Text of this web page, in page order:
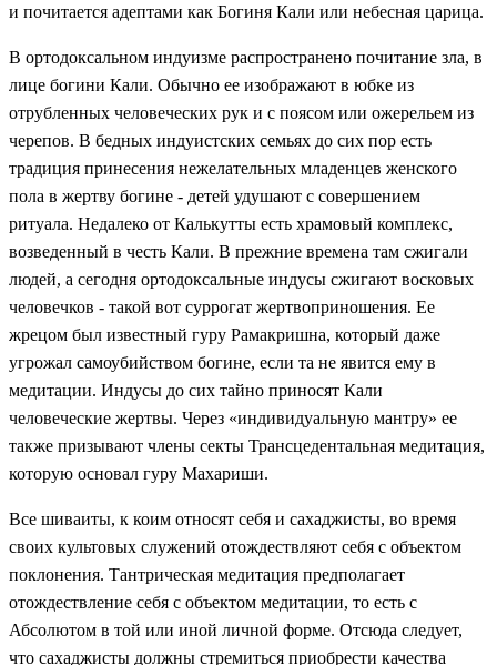
и почитается адептами как Богиня Кали или небесная царица.
В ортодоксальном индуизме распространено почитание зла, в
лице богини Кали. Обычно ее изображают в юбке из
отрубленных человеческих рук и с поясом или ожерельем из
черепов. В бедных индуистских семьях до сих пор есть
традиция принесения нежелательных младенцев женского
пола в жертву богине - детей удушают с совершением
ритуала. Недалеко от Калькутты есть храмовый комплекс,
возведенный в честь Кали. В прежние времена там сжигали
людей, а сегодня ортодоксальные индусы сжигают восковых
человечков - такой вот суррогат жертвоприношения. Ее
жрецом был известный гуру Рамакришна, который даже
угрожал самоубийством богине, если та не явится ему в
медитации. Индусы до сих тайно приносят Кали
человеческие жертвы. Через «индивидуальную мантру» ее
также призывают члены секты Трансцедентальная медитация,
которую основал гуру Махариши.
Все шиваиты, к коим относят себя и сахаджисты, во время
своих культовых служений отождествляют себя с объектом
поклонения. Тантрическая медитация предполагает
отождествление себя с объектом медитации, то есть с
Абсолютом в той или иной личной форме. Отсюда следует,
что сахаджисты должны стремиться приобрести качества